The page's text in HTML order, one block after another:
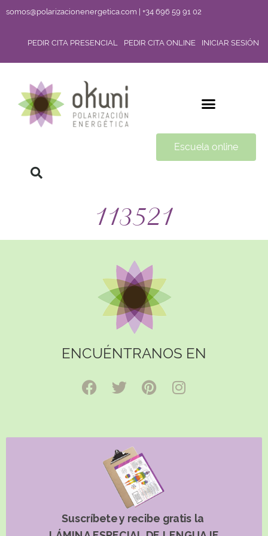
somos@polarizacionenergetica.com | +34 696 59 91 02
PEDIR CITA PRESENCIAL PEDIR CITA ONLINE INICIAR SESIÓN
Escuela online
113521
ENCUÉNTRANOS EN
Suscríbete y recibe gratis la